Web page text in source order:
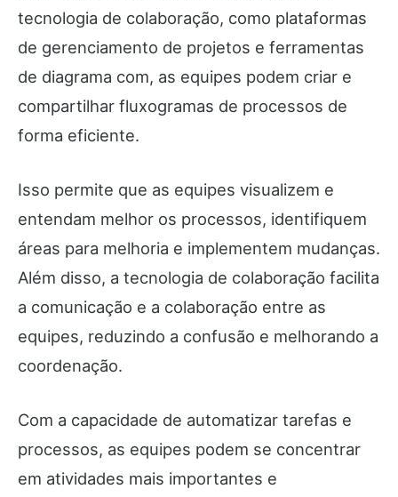
tecnologia de colaboração, como plataformas
de gerenciamento de projetos e ferramentas
de diagrama com, as equipes podem criar e
compartilhar fluxogramas de processos de
forma eficiente.
Isso permite que as equipes visualizem e
entendam melhor os processos, identifiquem
áreas para melhoria e implementem mudanças.
Além disso, a tecnologia de colaboração facilita
a comunicação e a colaboração entre as
equipes, reduzindo a confusão e melhorando a
coordenação.
Com a capacidade de automatizar tarefas e
processos, as equipes podem se concentrar
em atividades mais importantes e